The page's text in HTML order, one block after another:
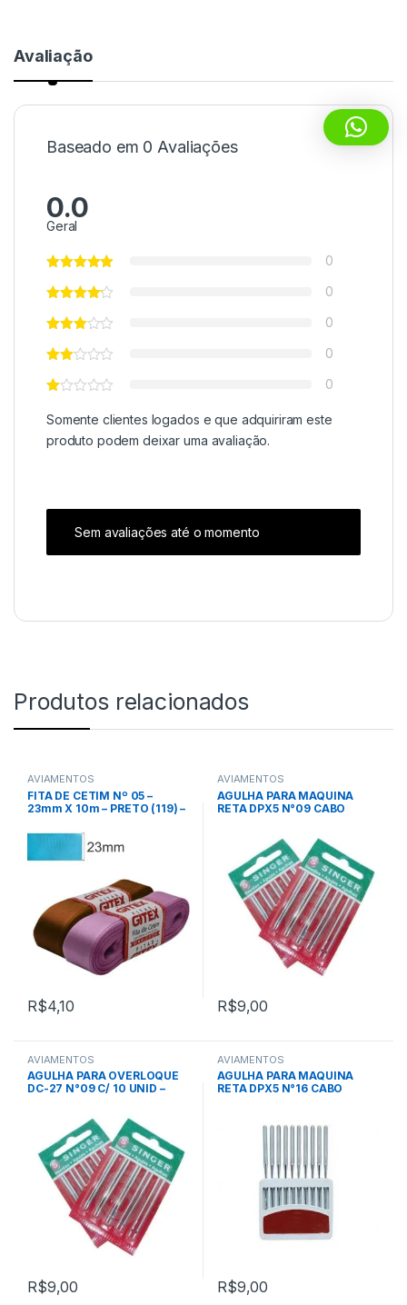
Avaliação
Baseado em 0 Avaliações
0.0
Geral
0
0
0
0
0
Somente clientes logados e que adquiriram este
produto podem deixar uma avaliação.
Sem avaliações até o momento
Produtos relacionados
AVIAMENTOS
FITA DE CETIM Nº 05 –
23mm X 10m – PRETO (119) –
R$4,10
AVIAMENTOS
AGULHA PARA MAQUINA
RETA DPX5 N°09 CABO
R$9,00
AVIAMENTOS
AGULHA PARA OVERLOQUE
DC-27 N°09 C/ 10 UNID –
R$9,00
AVIAMENTOS
AGULHA PARA MAQUINA
RETA DPX5 N°16 CABO
R$9,00